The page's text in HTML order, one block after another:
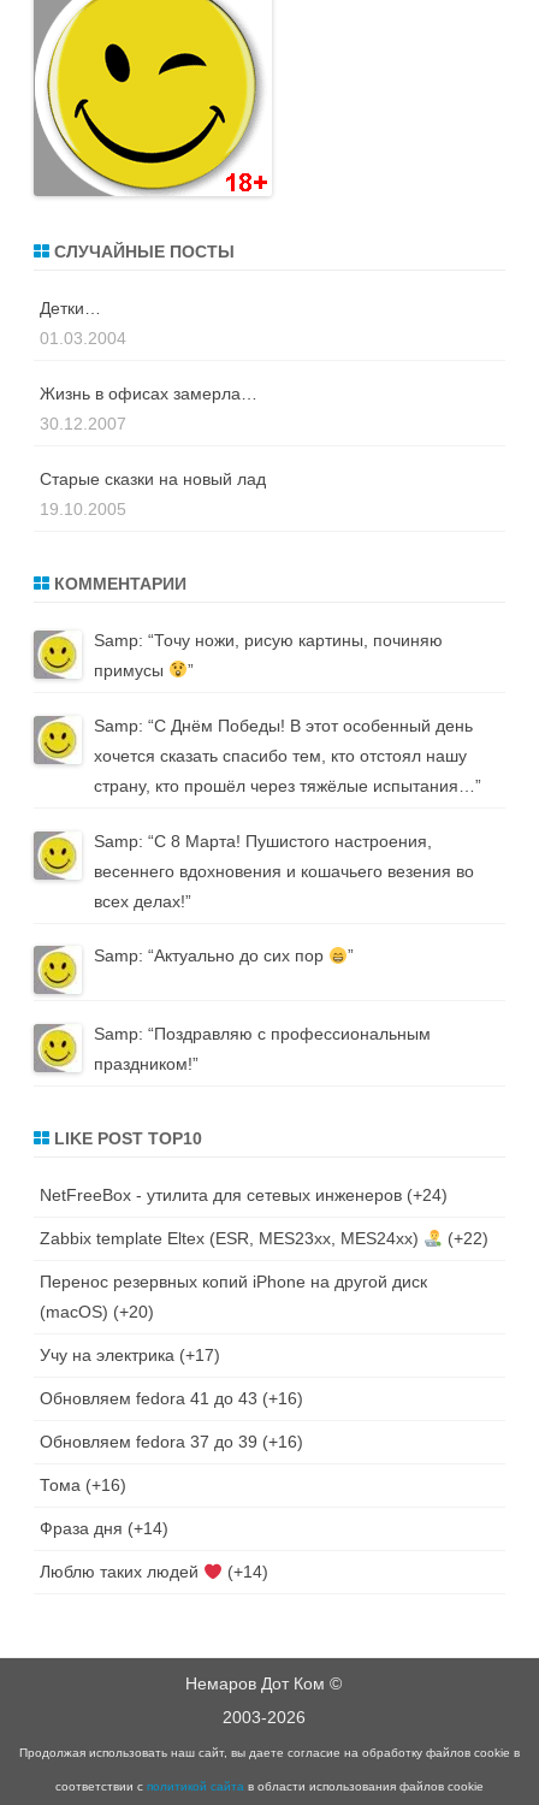
СЛУЧАЙНЫЕ ПОСТЫ
Детки…
01.03.2004
Жизнь в офисах замерла…
30.12.2007
Старые сказки на новый лад
19.10.2005
КОММЕНТАРИИ
Samp: “Точу ножи, рисую картины, починяю
примусы
”
Samp: “С Днём Победы! В этот особенный день
хочется сказать спасибо тем, кто отстоял нашу
страну, кто прошёл через тяжёлые испытания… ”
Samp: “С 8 Марта! Пушистого настроения,
весеннего вдохновения и кошачьего везения во
всех делах!”
Samp: “Актуально до сих пор ”
Samp: “Поздравляю с профессиональным
праздником!”
LIKE POST TOP10
NetFreeBox - утилита для сетевых инженеров +24
Zabbix template Eltex (ESR, MES23xx, MES24xx) +22
Перенос резервных копий iPhone на другой диск
(macOS)
+20
Учу на электрика +17
Обновляем fedora 41 до 43 +16
Обновляем fedora 37 до 39 +16
Тома +16
Фраза дня +14
Люблю таких людей +14
Немаров Дот Ком ©
2003-2026
Продолжая использовать наш сайт, вы даете согласие на обработку файлов cookie в
соответствии с политикой сайта в области использования файлов cookie